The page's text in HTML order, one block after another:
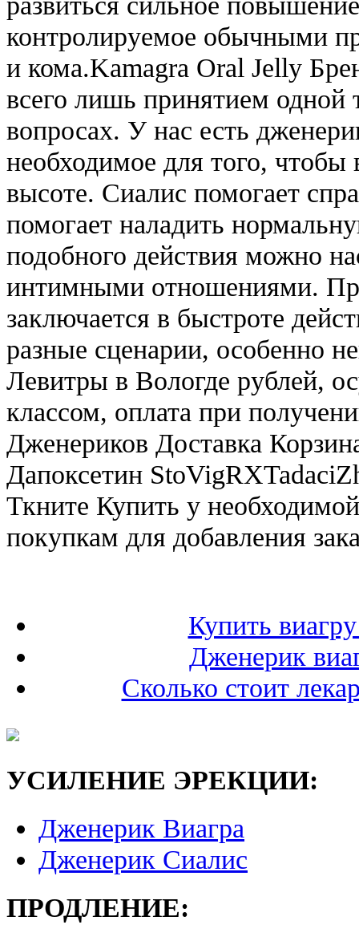
контролируемое обычными
и кома.Kamagra Oral Jelly
всего лишь принятием одной
вопросах. У нас есть
необходимое для того,
высоте. Сиалис помогает
помогает наладить
подобного действия можно
интимными отношениями.
заключается в быстроте
разные сценарии, особенно
Левитры в Вологде рублей,
классом, оплата при
Дженериков Доставка
Дапоксетин
Ткните Купить у
покупкам для добавления
Купить
Дженерик
Сколько стоит
УСИЛЕНИЕ ЭРЕКЦИИ:
Дженерик Виагра
Дженерик Сиалис
ПРОДЛЕНИЕ: